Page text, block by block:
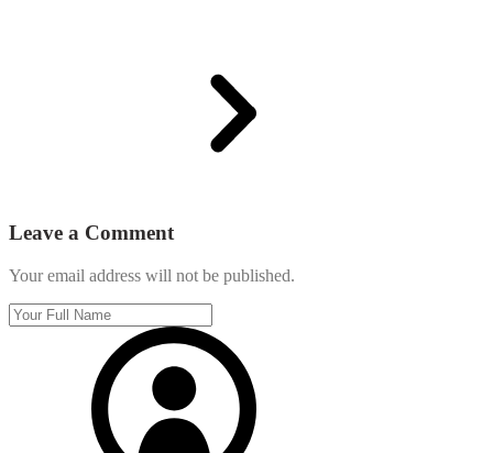
Leave a Comment
Your email address will not be published.